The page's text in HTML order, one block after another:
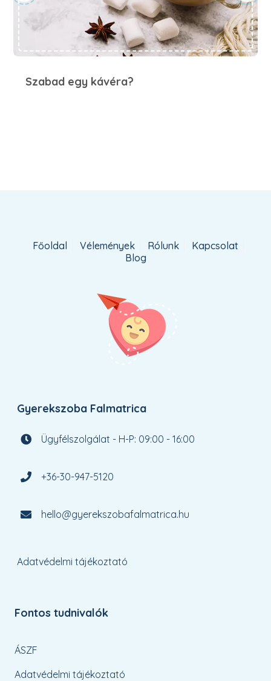
Szabad egy kávéra?
Főoldal Vélemények Rólunk
Kapcsolat
Blog
Gyerekszoba Falmatrica
Ügyfélszolgálat - H-P: 09:00 - 16:00
+36-30-947-5120
hello@gyerekszobafalmatrica.hu
Adatvédelmi tájékoztató
Fontos tudnivalók
ÁSZF
Adatvédelmi tájékoztató